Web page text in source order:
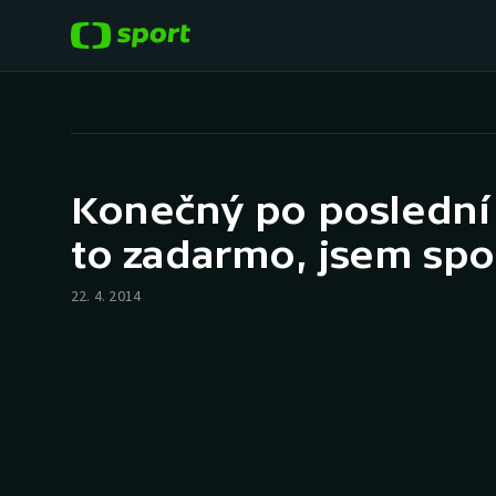
Hokej
Tenis
Baseball a softbal
Basketbal
Konečný po
to zadarmo, jsem
22. 4. 2014